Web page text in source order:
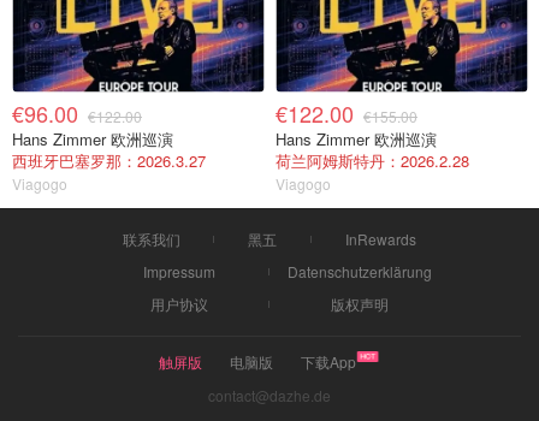
€96.00 €122.00
Hans Zimmer 欧洲巡演
西班牙巴塞罗那：2026.3.27
Viagogo
€122.00 €155.00
Hans Zimmer 欧洲巡演
荷兰阿姆斯特丹：2026.2.28
Viagogo
联系我们 黑五
InRewards
Impressum
Datenschutzerklärung
用户协议
版权声明
触屏版 电脑版
下载App
contact@dazhe.de